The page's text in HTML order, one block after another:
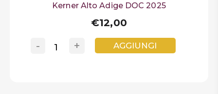
Kerner Alto Adige DOC 2025
€12,00
+
- AGGIUNGI